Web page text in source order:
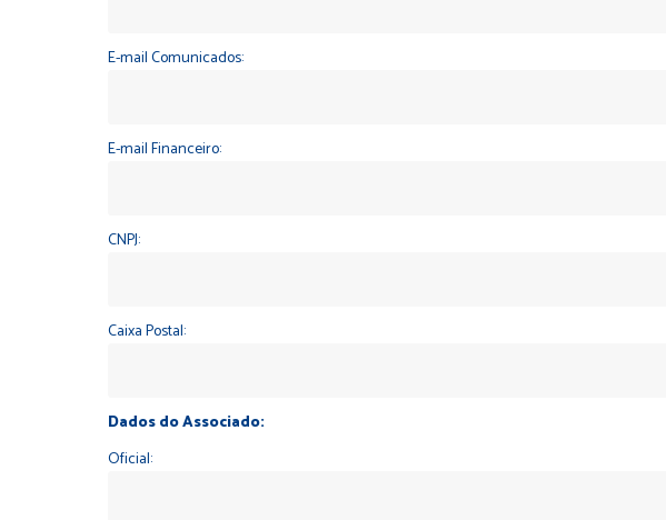
E-mail Comunicados:
E-mail Financeiro:
CNPJ:
Caixa Postal:
Dados do Associado:
Oficial: